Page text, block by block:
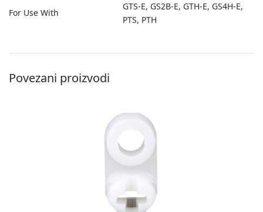
For Use With
GTS-E, GS2B-E, GTH-E, GS4H-E,
PTS, PTH
Povezani proizvodi